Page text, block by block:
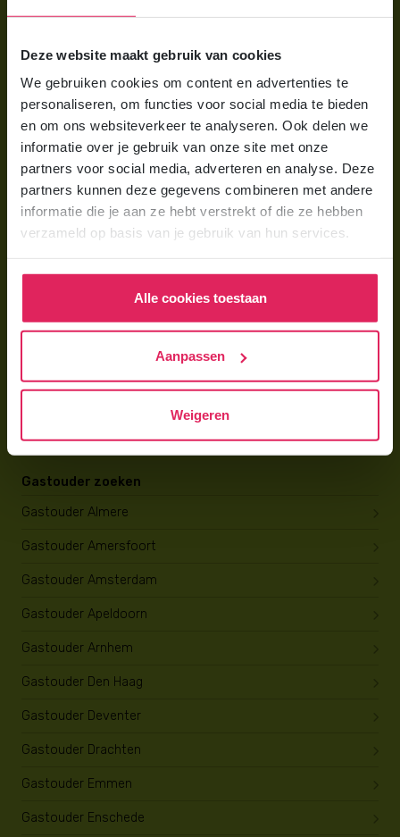
Deze website maakt gebruik van cookies
We gebruiken cookies om content en advertenties te
personaliseren, om functies voor social media te bieden
en om ons websiteverkeer te analyseren. Ook delen we
informatie over je gebruik van onze site met onze
partners voor social media, adverteren en analyse. Deze
partners kunnen deze gegevens combineren met andere
informatie die je aan ze hebt verstrekt of die ze hebben
verzameld op basis van je gebruik van hun services.
Alle cookies toestaan
Aanpassen
Weigeren
Wat is gastouderopvang?
Wat kost een gastouder?
Hoe vind ik een gastouder?
Voor gastouders
Gastouder worden bij 4Kids
Hoe vind ik gastkinderen?
Trainingen & cursussen
Gastouder worden
Wat verdient een gastouder?
Gastouder zoeken
Gastouder Almere
Gastouder Amersfoort
Gastouder Amsterdam
Gastouder Apeldoorn
Gastouder Arnhem
Gastouder Den Haag
Gastouder Deventer
Gastouder Drachten
Gastouder Emmen
Gastouder Enschede